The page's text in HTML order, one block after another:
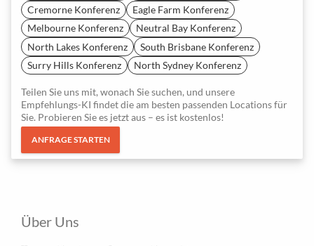
Cremorne Konferenz
Eagle Farm Konferenz
Melbourne Konferenz
Neutral Bay Konferenz
North Lakes Konferenz
South Brisbane Konferenz
Surry Hills Konferenz
North Sydney Konferenz
Teilen Sie uns mit, wonach Sie suchen, und unsere
Empfehlungs-KI findet die am besten passenden Locations für
Sie. Probieren Sie es jetzt aus – es ist kostenlos!
ANFRAGE STARTEN
Über Uns